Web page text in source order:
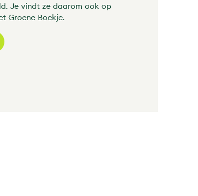
Je vindt ze daarom ook op
Groene Boekje.